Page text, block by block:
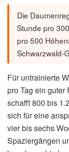
Die
Stunde pro
pro 500
Schwarzwald-
Für untrainierte
pro Tag ein guter
schafft 800 bis
sich für eine
vier bis sechs
Spaziergängen